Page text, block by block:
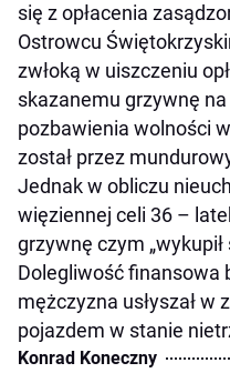
się z opłacenia
Ostrowcu
zwłoką w uiszczeniu
skazanemu grzywnę
pozbawienia wolności
został przez
Jednak w obliczu
więziennej celi 36 –
grzywnę czym „wykupił
Dolegliwość finansowa
mężczyzna usłyszał w
pojazdem w stanie
Konrad Koneczny